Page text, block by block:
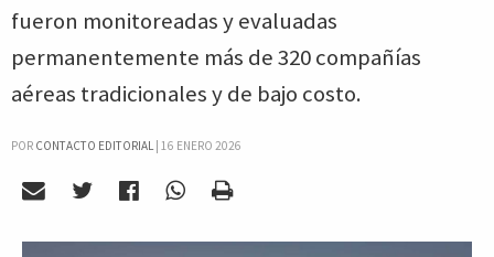
fueron monitoreadas y evaluadas
permanentemente más de 320 compañías
aéreas tradicionales y de bajo costo.
POR CONTACTO EDITORIAL| 16 ENERO 2026